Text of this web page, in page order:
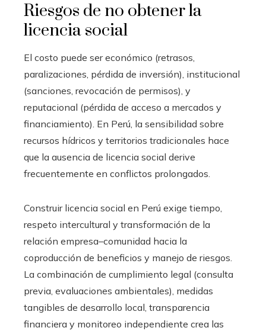
Riesgos de no obtener la
licencia social
El costo puede ser económico (retrasos,
paralizaciones, pérdida de inversión), institucional
(sanciones, revocación de permisos), y
reputacional (pérdida de acceso a mercados y
financiamiento). En Perú, la sensibilidad sobre
recursos hídricos y territorios tradicionales hace
que la ausencia de licencia social derive
frecuentemente en conflictos prolongados.
Construir licencia social en Perú exige tiempo,
respeto intercultural y transformación de la
relación empresa–comunidad hacia la
coproducción de beneficios y manejo de riesgos.
La combinación de cumplimiento legal (consulta
previa, evaluaciones ambientales), medidas
tangibles de desarrollo local, transparencia
financiera y monitoreo independiente crea las